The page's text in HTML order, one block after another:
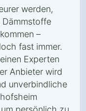
werden,
Dämmstoffe
–
fast immer.
Experten
Anbieter wird
unverbindliche